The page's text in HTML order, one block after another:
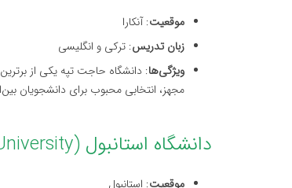
موقعیت: آنکارا
زبان تدریس: ترکی و انگلیسی
ویژگی‌ها: دانشگاه حاجت تپه یکی از
مجهز، انتخابی محبوب برای دانشجویان
دانشگاه استانبول (Istanbul University)
موقعیت: استانبول